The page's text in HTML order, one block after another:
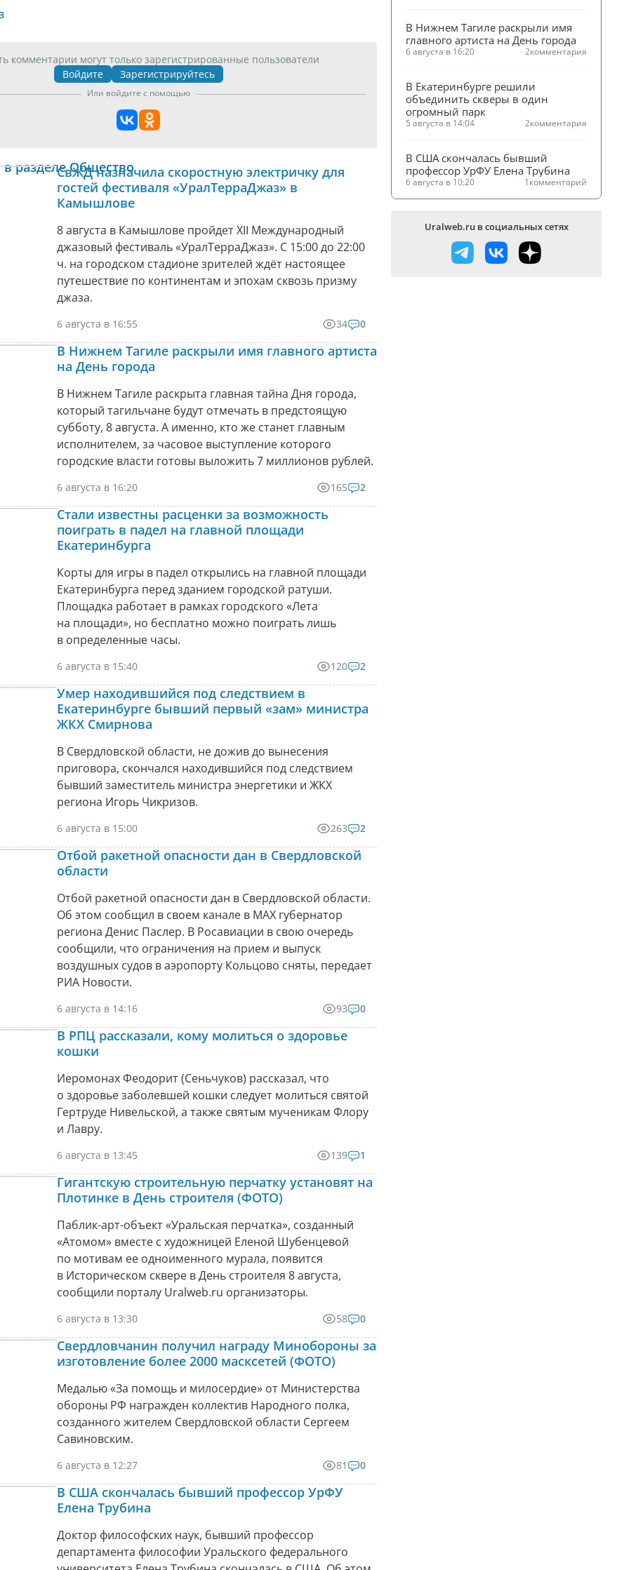
комментарии могут только зарегистрированные пользователи
Войдите
Зарегистрируйтесь
Или войдите с помощью
разделе Общество
СвЖД назначила скоростную электричку для
гостей фестиваля «УралТерраДжаз» в
Камышлове
8 августа в Камышлове пройдет XII Международный
джазовый фестиваль «УралТерраДжаз». С 15:00 до 22:00
ч. на городском стадионе зрителей ждёт настоящее
путешествие по континентам и эпохам сквозь призму
джаза.
6 августа в 16:55 34 0
В Нижнем Тагиле раскрыли имя главного артиста
на День города
В Нижнем Тагиле раскрыта главная тайна Дня города,
который тагильчане будут отмечать в предстоящую
субботу, 8 августа. А именно, кто же станет главным
исполнителем, за часовое выступление которого
городские власти готовы выложить 7 миллионов рублей.
6 августа в 16:20 165 2
Стали известны расценки за возможность
поиграть в падел на главной площади
Екатеринбурга
Корты для игры в падел открылись на главной площади
Екатеринбурга перед зданием городской ратуши.
Площадка работает в рамках городского «Лета
на площади», но бесплатно можно поиграть лишь
в определенные часы.
6 августа в 15:40 120 2
Умер находившийся под следствием в
Екатеринбурге бывший первый «зам» министра
ЖКХ Смирнова
В Свердловской области, не дожив до вынесения
приговора, скончался находившийся под следствием
бывший заместитель министра энергетики и ЖКХ
региона Игорь Чикризов.
6 августа в 15:00 263 2
Отбой ракетной опасности дан в Свердловской
области
Отбой ракетной опасности дан в Свердловской области.
Об этом сообщил в своем канале в МАХ губернатор
региона Денис Паслер. В Росавиации в свою очередь
сообщили, что ограничения на прием и выпуск
воздушных судов в аэропорту Кольцово сняты, передает
РИА Новости.
6 августа в 14:16 93 0
В РПЦ рассказали, кому молиться о здоровье
кошки
Иеромонах Феодорит (Сеньчуков) рассказал, что
о здоровье заболевшей кошки следует молиться святой
Гертруде Нивельской, а также святым мученикам Флору
и Лавру.
6 августа в 13:45 139 1
Гигантскую строительную перчатку установят на
Плотинке в День строителя (ФОТО)
Паблик-арт-объект «Уральская перчатка», созданный
«Атомом» вместе с художницей Еленой Шубенцевой
по мотивам ее одноименного мурала, появится
в Историческом сквере в День строителя 8 августа,
сообщили порталу Uralweb.ru организаторы.
6 августа в 13:30 58 0
Свердловчанин получил награду Минобороны за
изготовление более 2000 масксетей (ФОТО)
Медалью «За помощь и милосердие» от Министерства
обороны РФ награжден коллектив Народного полка,
созданного жителем Свердловской области Сергеем
Савиновским.
6 августа в 12:27 81 0
В США скончалась бывший профессор УрФУ
Елена Трубина
Доктор философских наук, бывший профессор
департамента философии Уральского федерального
В Нижнем Тагиле раскрыли имя
главного артиста на День города
6 августа в 16:20 2комментария
В Екатеринбурге решили
объединить скверы в один
огромный парк
5 августа в 14:04 2комментария
В США скончалась бывший
профессор УрФУ Елена Трубина
6 августа в 10:20 1комментарий
Uralweb.ru в социальных сетях